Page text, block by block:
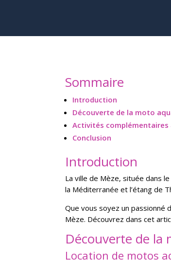
Sommaire
Introduction
Découverte de la moto
Activités complémentaires
Conclusion
Introduction
La ville de Mèze, située dans
la Méditerranée et l’étang de
Que vous soyez un passionné
Mèze. Découvrez dans cet
Découverte de la
Location de motos